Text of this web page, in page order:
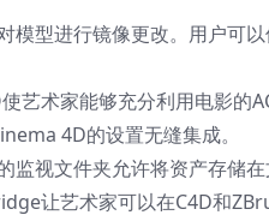
模型进行镜像更改。用户可
艺术家能够充分利用电影的
4D的设置无缝集成。
监视文件夹允许将资产存储在
让艺术家可以在C4D和